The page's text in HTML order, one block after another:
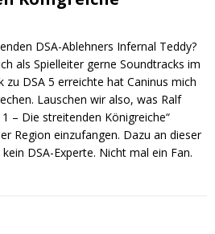
DSA-Ablehners Infernal Teddy?
als Spielleiter gerne Soundtracks im
DSA 5 erreichte hat Caninus mich
Lauschen wir also, was Ralf
– Die streitenden Königreiche“
Region einzufangen. Dazu an dieser
DSA-Experte. Nicht mal ein Fan.